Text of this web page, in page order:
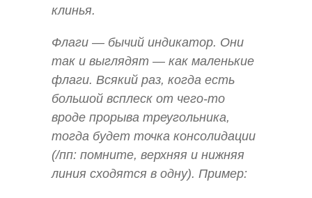
клинья.
Флаги — бычий индикатор. Они
так и выглядят — как маленькие
флаги. Всякий раз, когда есть
большой всплеск от чего-то
вроде прорыва треугольника,
тогда будет точка консолидации
(/пп: помните, верхняя и нижняя
линия сходятся в одну). Пример: